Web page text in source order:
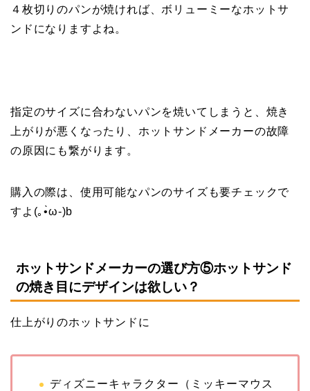
４枚切りのパンが焼ければ、ボリューミーなホットサ
ンドになりますよね。
指定のサイズに合わないパンを焼いてしまうと、焼き
上がりが悪くなったり、ホットサンドメーカーの故障
の原因にも繋がります。
購入の際は、使用可能なパンのサイズも要チェックで
すよ(｡•̀ω-)b
ホットサンドメーカーの選び方⑤ホットサンド
の焼き目にデザインは欲しい？
仕上がりのホットサンドに
ディズニーキャラクター（ミッキーマウス